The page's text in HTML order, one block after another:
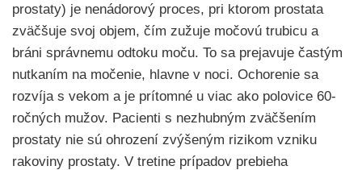
prostaty) je nenádorový proces, pri ktorom prostata
zväčšuje svoj objem, čím zužuje močovú trubicu a
bráni správnemu odtoku moču. To sa prejavuje častým
nutkaním na močenie, hlavne v noci. Ochorenie sa
rozvíja s vekom a je prítomné u viac ako polovice 60-
ročných mužov. Pacienti s nezhubným zväčšením
prostaty nie sú ohrození zvýšeným rizikom vzniku
rakoviny prostaty. V tretine prípadov prebieha